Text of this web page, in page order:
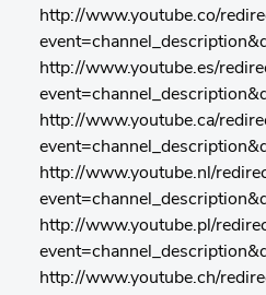
http://www.youtube.co/
http://www.youtube.es/
http://www.youtube.ca/
http://www.youtube.nl/
http://www.youtube.pl/
http://www.youtube.ch/